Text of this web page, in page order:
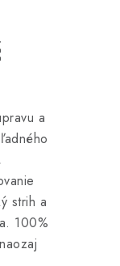
a
strih a
100%